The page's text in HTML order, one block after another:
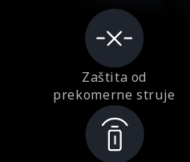
Zaštita od
prekomerne struje